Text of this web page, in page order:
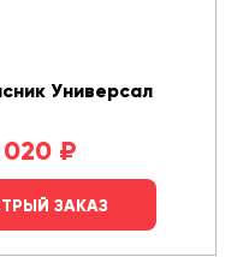
Универсал
020 ₽
ЗАКАЗ